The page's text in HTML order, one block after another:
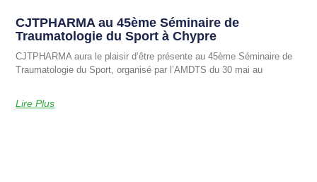
CJTPHARMA au 45ème Séminaire de
Traumatologie du Sport à Chypre
CJTPHARMA aura le plaisir d’être présente au 45ème Séminaire de
Traumatologie du Sport, organisé par l’AMDTS du 30 mai au
Lire Plus